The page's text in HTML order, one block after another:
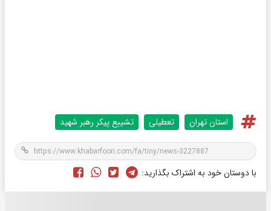
استان تهران تعطیلی تشییع پیکر رهبر شهید
با دوستان خود به اشتراک بگذارید: